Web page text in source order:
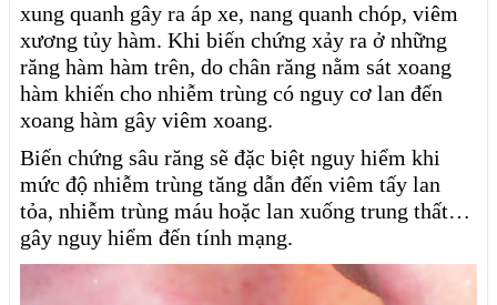
xung quanh gây ra áp xe, nang quanh chóp, viêm
xương tủy hàm. Khi biến chứng xảy ra ở những
răng hàm hàm trên, do chân răng nằm sát xoang
hàm khiến cho nhiễm trùng có nguy cơ lan đến
xoang hàm gây viêm xoang.
Biến chứng sâu răng sẽ đặc biệt nguy hiểm khi
mức độ nhiễm trùng tăng dẫn đến viêm tấy lan
tỏa, nhiễm trùng máu hoặc lan xuống trung thất…
gây nguy hiểm đến tính mạng.